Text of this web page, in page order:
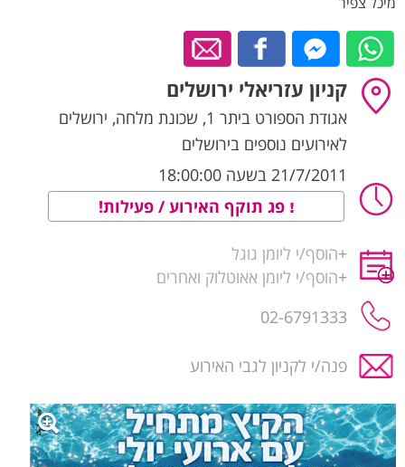
קניון עזריאלי ירושלים
אגודת הספורט ביתר 1, שכונת מלחה , ירושלים
לאירועים נוספים בירושלים
21/7/2011 בשעה 18:00:00
פג תוקף האירוע / פעילות!
+הוסף/י ליומן גוגל
+הוסף/י ליומן אאוטלוק ואחרים
02-6791333
פנה/י לקניון לגבי האירוע